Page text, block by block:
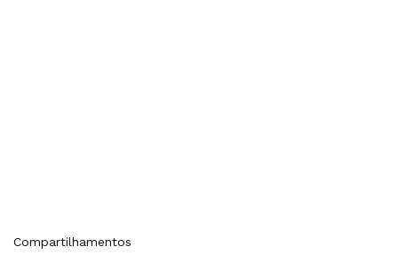
Compartilhamentos